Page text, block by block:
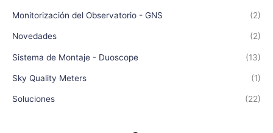
Monitorización del Observatorio - GNS (2)
Novedades (2)
Sistema de Montaje - Duoscope (13)
Sky Quality Meters (1)
Soluciones (22)